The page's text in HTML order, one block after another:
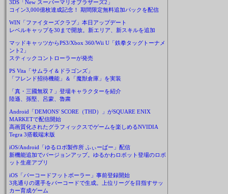
3DS「New スーパーマリオブラザーズ2」
コイン3,000億枚達成記念！ 期間限定無料追加パックを配信
WIN「ファイターズクラブ」本日アップデート
レベルキャップを30まで開放。新エリア、新スキルを追加
マッドキャッツからPS3/Xbox 360/Wii U「鉄拳タッグトーナメ
ント2」
スティックコントローラーが発売
PS Vita「サムライ＆ドラゴンズ」
「フレンド招待機能」＆「魔獣倉庫」を実装
「真・三國無双７」登場キャラクターを紹介
陸遜、孫堅、呂蒙、魯粛
Android「DEMONS' SCORE（THD）」がSQUARE ENIX
MARKETで配信開始
高画質化されたグラフィックスでゲームを楽しめるNVIDIA
Tegra 3搭載端末版
iOS/Android「ゆるロボ製作所 ふぃーばー」配信
新機能追加でバージョンアップ。ゆるかわロボット登場のロボ
ット生産アプリ
iOS「バーコードフットボーラー」事前登録開始
3兆通りの選手をバーコードで生成。上位リーグを目指すサッ
カー育成ゲーム